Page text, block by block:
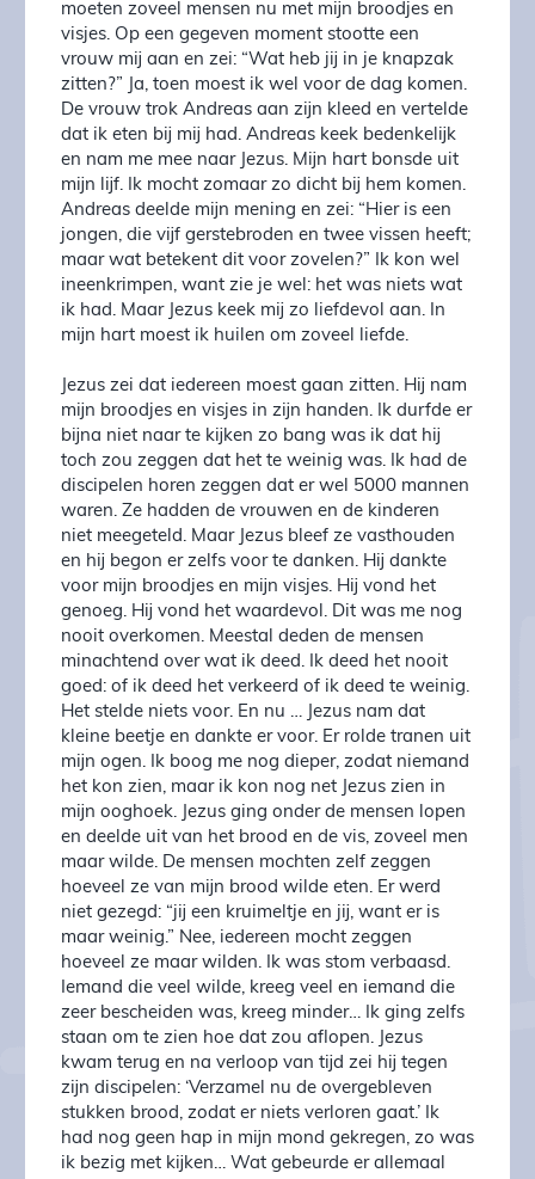
moeten zoveel mensen nu met mijn broodjes en
visjes. Op een gegeven moment stootte een
vrouw mij aan en zei: “Wat heb jij in je knapzak
zitten?” Ja, toen moest ik wel voor de dag komen.
De vrouw trok Andreas aan zijn kleed en vertelde
dat ik eten bij mij had. Andreas keek bedenkelijk
en nam me mee naar Jezus. Mijn hart bonsde uit
mijn lijf. Ik mocht zomaar zo dicht bij hem komen.
Andreas deelde mijn mening en zei: “Hier is een
jongen, die vijf gerstebroden en twee vissen heeft;
maar wat betekent dit voor zovelen?” Ik kon wel
ineenkrimpen, want zie je wel: het was niets wat
ik had. Maar Jezus keek mij zo liefdevol aan. In
mijn hart moest ik huilen om zoveel liefde.
Jezus zei dat iedereen moest gaan zitten. Hij nam
mijn broodjes en visjes in zijn handen. Ik durfde er
bijna niet naar te kijken zo bang was ik dat hij
toch zou zeggen dat het te weinig was. Ik had de
discipelen horen zeggen dat er wel 5000 mannen
waren. Ze hadden de vrouwen en de kinderen
niet meegeteld. Maar Jezus bleef ze vasthouden
en hij begon er zelfs voor te danken. Hij dankte
voor mijn broodjes en mijn visjes. Hij vond het
genoeg. Hij vond het waardevol. Dit was me nog
nooit overkomen. Meestal deden de mensen
minachtend over wat ik deed. Ik deed het nooit
goed: of ik deed het verkeerd of ik deed te weinig.
Het stelde niets voor. En nu … Jezus nam dat
kleine beetje en dankte er voor. Er rolde tranen uit
mijn ogen. Ik boog me nog dieper, zodat niemand
het kon zien, maar ik kon nog net Jezus zien in
mijn ooghoek. Jezus ging onder de mensen lopen
en deelde uit van het brood en de vis, zoveel men
maar wilde. De mensen mochten zelf zeggen
hoeveel ze van mijn brood wilde eten. Er werd
niet gezegd: “jij een kruimeltje en jij, want er is
maar weinig.” Nee, iedereen mocht zeggen
hoeveel ze maar wilden. Ik was stom verbaasd.
Iemand die veel wilde, kreeg veel en iemand die
zeer bescheiden was, kreeg minder… Ik ging zelfs
staan om te zien hoe dat zou aflopen. Jezus
kwam terug en na verloop van tijd zei hij tegen
zijn discipelen: ‘Verzamel nu de overgebleven
stukken brood, zodat er niets verloren gaat.’ Ik
had nog geen hap in mijn mond gekregen, zo was
ik bezig met kijken… Wat gebeurde er allemaal